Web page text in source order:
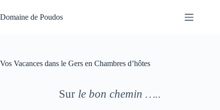
au
contenu
Domaine de Poudos
Vos Vacances dans le Gers en Chambres d’hôtes
Sur le bon chemin …..